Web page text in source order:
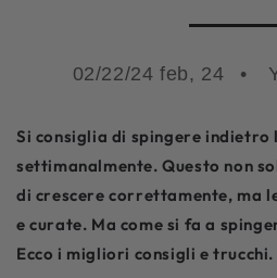
02/22/24 feb, 24
Si consiglia di spingere indietro
settimanalmente. Questo non
di crescere correttamente, ma
e curate. Ma come si fa a
Ecco i migliori consigli e trucchi.